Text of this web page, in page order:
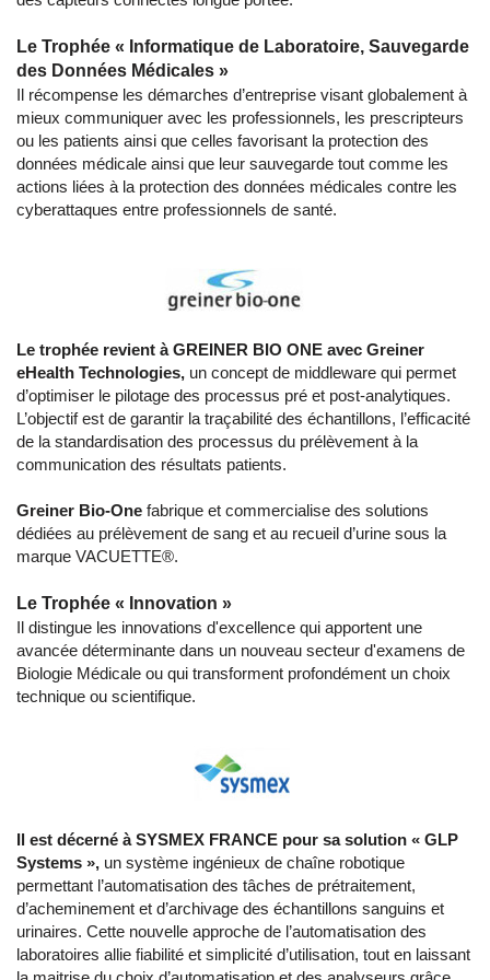
Le Trophée « Informatique de Laboratoire, Sauvegarde
des Données Médicales »
Il récompense les démarches d’entreprise visant globalement à
mieux communiquer avec les professionnels, les prescripteurs
ou les patients ainsi que celles favorisant la protection des
données médicale ainsi que leur sauvegarde tout comme les
actions liées à la protection des données médicales contre les
cyberattaques entre professionnels de santé.
Le trophée revient à GREINER BIO ONE avec Greiner
eHealth Technologies, un concept de middleware qui permet
d’optimiser le pilotage des processus pré et post-analytiques.
L’objectif est de garantir la traçabilité des échantillons, l’efficacité
de la standardisation des processus du prélèvement à la
communication des résultats patients.
Greiner Bio-One fabrique et commercialise des solutions
dédiées au prélèvement de sang et au recueil d’urine sous la
marque VACUETTE®.
Le Trophée « Innovation »
Il distingue les innovations d'excellence qui apportent une
avancée déterminante dans un nouveau secteur d'examens de
Biologie Médicale ou qui transforment profondément un choix
technique ou scientifique.
Il est décerné à SYSMEX FRANCE pour sa solution « GLP
Systems », un système ingénieux de chaîne robotique
permettant l’automatisation des tâches de prétraitement,
d’acheminement et d’archivage des échantillons sanguins et
urinaires. Cette nouvelle approche de l’automatisation des
laboratoires allie fiabilité et simplicité d’utilisation, tout en laissant